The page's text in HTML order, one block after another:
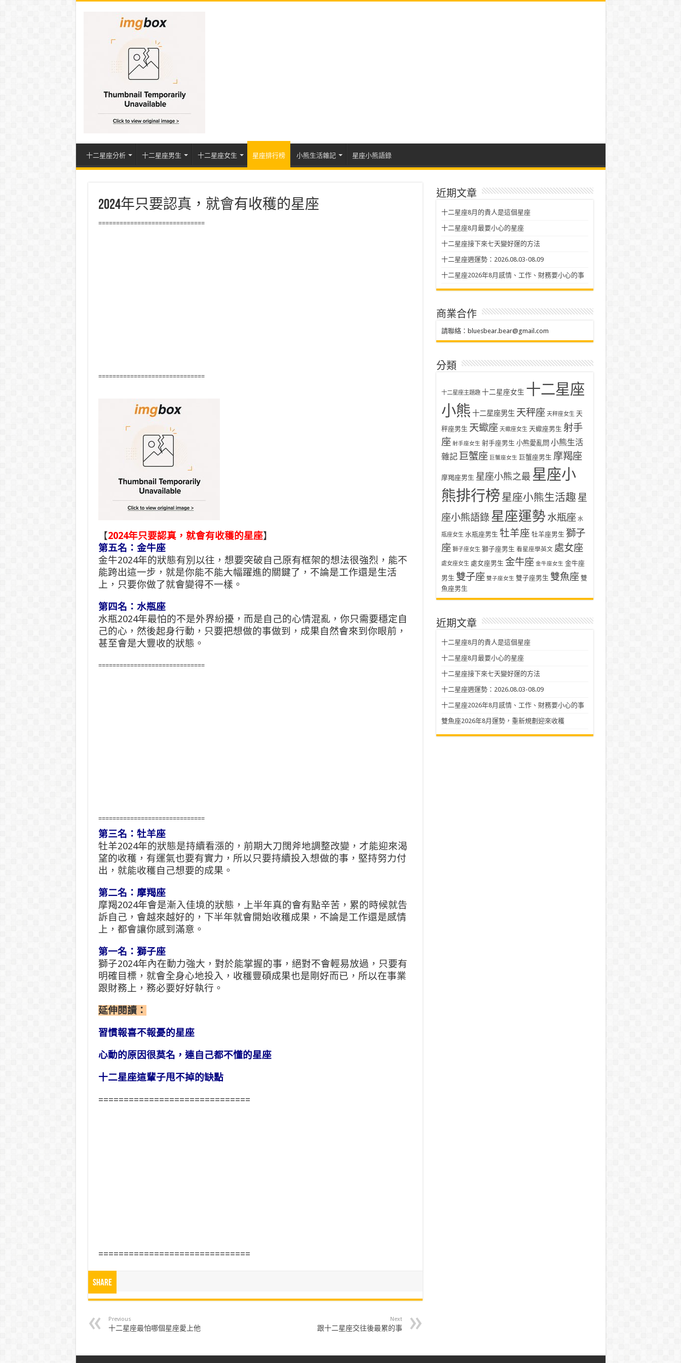
十二星座分析 十二星座男生 十二星座女生 星座排行榜 小熊生活雜記 星座小熊語錄
2024年只要認真，就會有收穫的星座
==============================
==============================
【2024年只要認真，就會有收穫的星座】
第五名：金牛座
金牛2024年的狀態有別以往，想要突破自己原有框架的想法很強烈，能不
能跨出這一步，就是你能不能大幅躍進的關鍵了，不論是工作還是生活
上，只要你做了就會變得不一樣。
第四名：水瓶座
水瓶2024年最怕的不是外界紛擾，而是自己的心情混亂，你只需要穩定自
己的心，然後起身行動，只要把想做的事做到，成果自然會來到你眼前，
甚至會是大豐收的狀態。
==============================
==============================
第三名：牡羊座
牡羊2024年的狀態是持續看漲的，前期大刀闊斧地調整改變，才能迎來渴
望的收穫，有運氣也要有實力，所以只要持續投入想做的事，堅持努力付
出，就能收穫自己想要的成果。
第二名：摩羯座
摩羯2024年會是漸入佳境的狀態，上半年真的會有點辛苦，累的時候就告
訴自己，會越來越好的，下半年就會開始收穫成果，不論是工作還是感情
上，都會讓你感到滿意。
第一名：獅子座
獅子2024年內在動力強大，對於能掌握的事，絕對不會輕易放過，只要有
明確目標，就會全身心地投入，收穫豐碩成果也是剛好而已，所以在事業
跟財務上，務必要好好執行。
延伸閱讀：
習慣報喜不報憂的星座
心動的原因很莫名，連自己都不懂的星座
十二星座這輩子甩不掉的缺點
==============================
==============================
Share
Previous
十二星座最怕哪個星座愛上他
Next
跟十二星座交往後最累的事
近期文章
十二星座8月的貴人是這個星座
十二星座8月最要小心的星座
十二星座接下來七天變好運的方法
十二星座週運勢：2026.08.03-08.09
十二星座2026年8月感情、工作、財務要小心的事
商業合作
請聯絡： bluesbear.bear@gmail.com
分類
十二星座主題趣 十二星座女生 十二星座
小熊 十二星座男生 天秤座 天秤座女生 天
秤座男生 天蠍座 天蠍座女生 天蠍座男生 射手
座 射手座女生 射手座男生 小熊愛亂問 小熊生活
雜記 巨蟹座 巨蟹座女生 巨蟹座男生 摩羯座
摩羯座男生 星座小熊之最 星座小
熊排行榜 星座小熊生活趣 星
座小熊語錄星座運勢 水瓶座 水
瓶座女生 水瓶座男生 牡羊座 牡羊座男生 獅子
座 獅子座女生 獅子座男生 看星座學英文 處女座
處女座女生 處女座男生 金牛座 金牛座女生 金牛座
男生 雙子座 雙子座女生 雙子座男生 雙魚座 雙
魚座男生
近期文章
十二星座8月的貴人是這個星座
十二星座8月最要小心的星座
十二星座接下來七天變好運的方法
十二星座週運勢：2026.08.03-08.09
十二星座2026年8月感情、工作、財務要小心的事
雙魚座2026年8月運勢，重新規劃迎來收穫